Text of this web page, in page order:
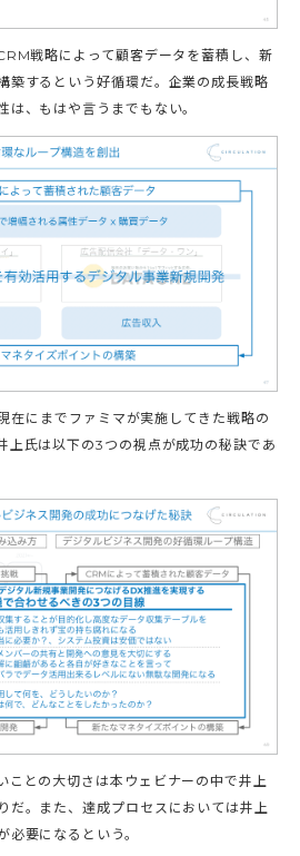
戦略によって顧客データを蓄積し、新
築するという好循環だ。企業の成長戦略
は、もはや言うまでもない。
にまでファミマが実施してきた戦略の
上氏は以下の3つの視点が成功の秘訣であ
ことの大切さは本ウェビナーの中で井上
だ。また、達成プロセスにおいては井上
要になるという。